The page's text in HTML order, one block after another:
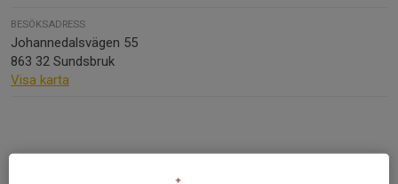
BESÖKSADRESS
Johannedalsvägen 55
863 32 Sundsbruk
Visa karta